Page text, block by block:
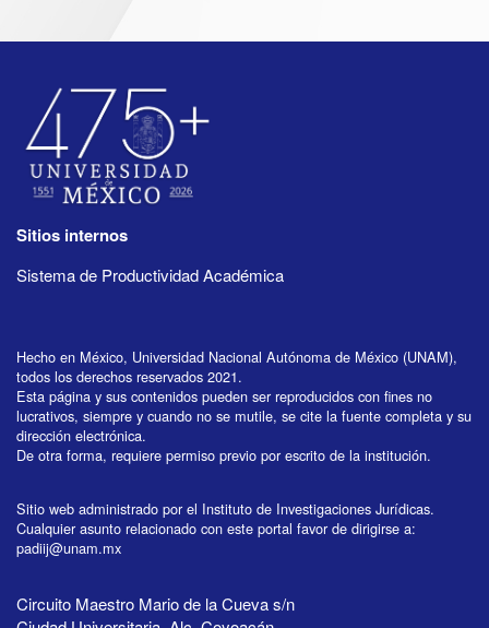
Sitios internos
Sistema de Productividad Académica
Hecho en México, Universidad Nacional Autónoma de México (UNAM),
todos los derechos reservados 2021.
Esta página y sus contenidos pueden ser reproducidos con fines no
lucrativos, siempre y cuando no se mutile, se cite la fuente completa y su
dirección electrónica.
De otra forma, requiere permiso previo por escrito de la institución.
Sitio web administrado por el Instituto de Investigaciones Jurídicas.
Cualquier asunto relacionado con este portal favor de dirigirse a:
padiij@unam.mx
Circuito Maestro Mario de la Cueva s/n